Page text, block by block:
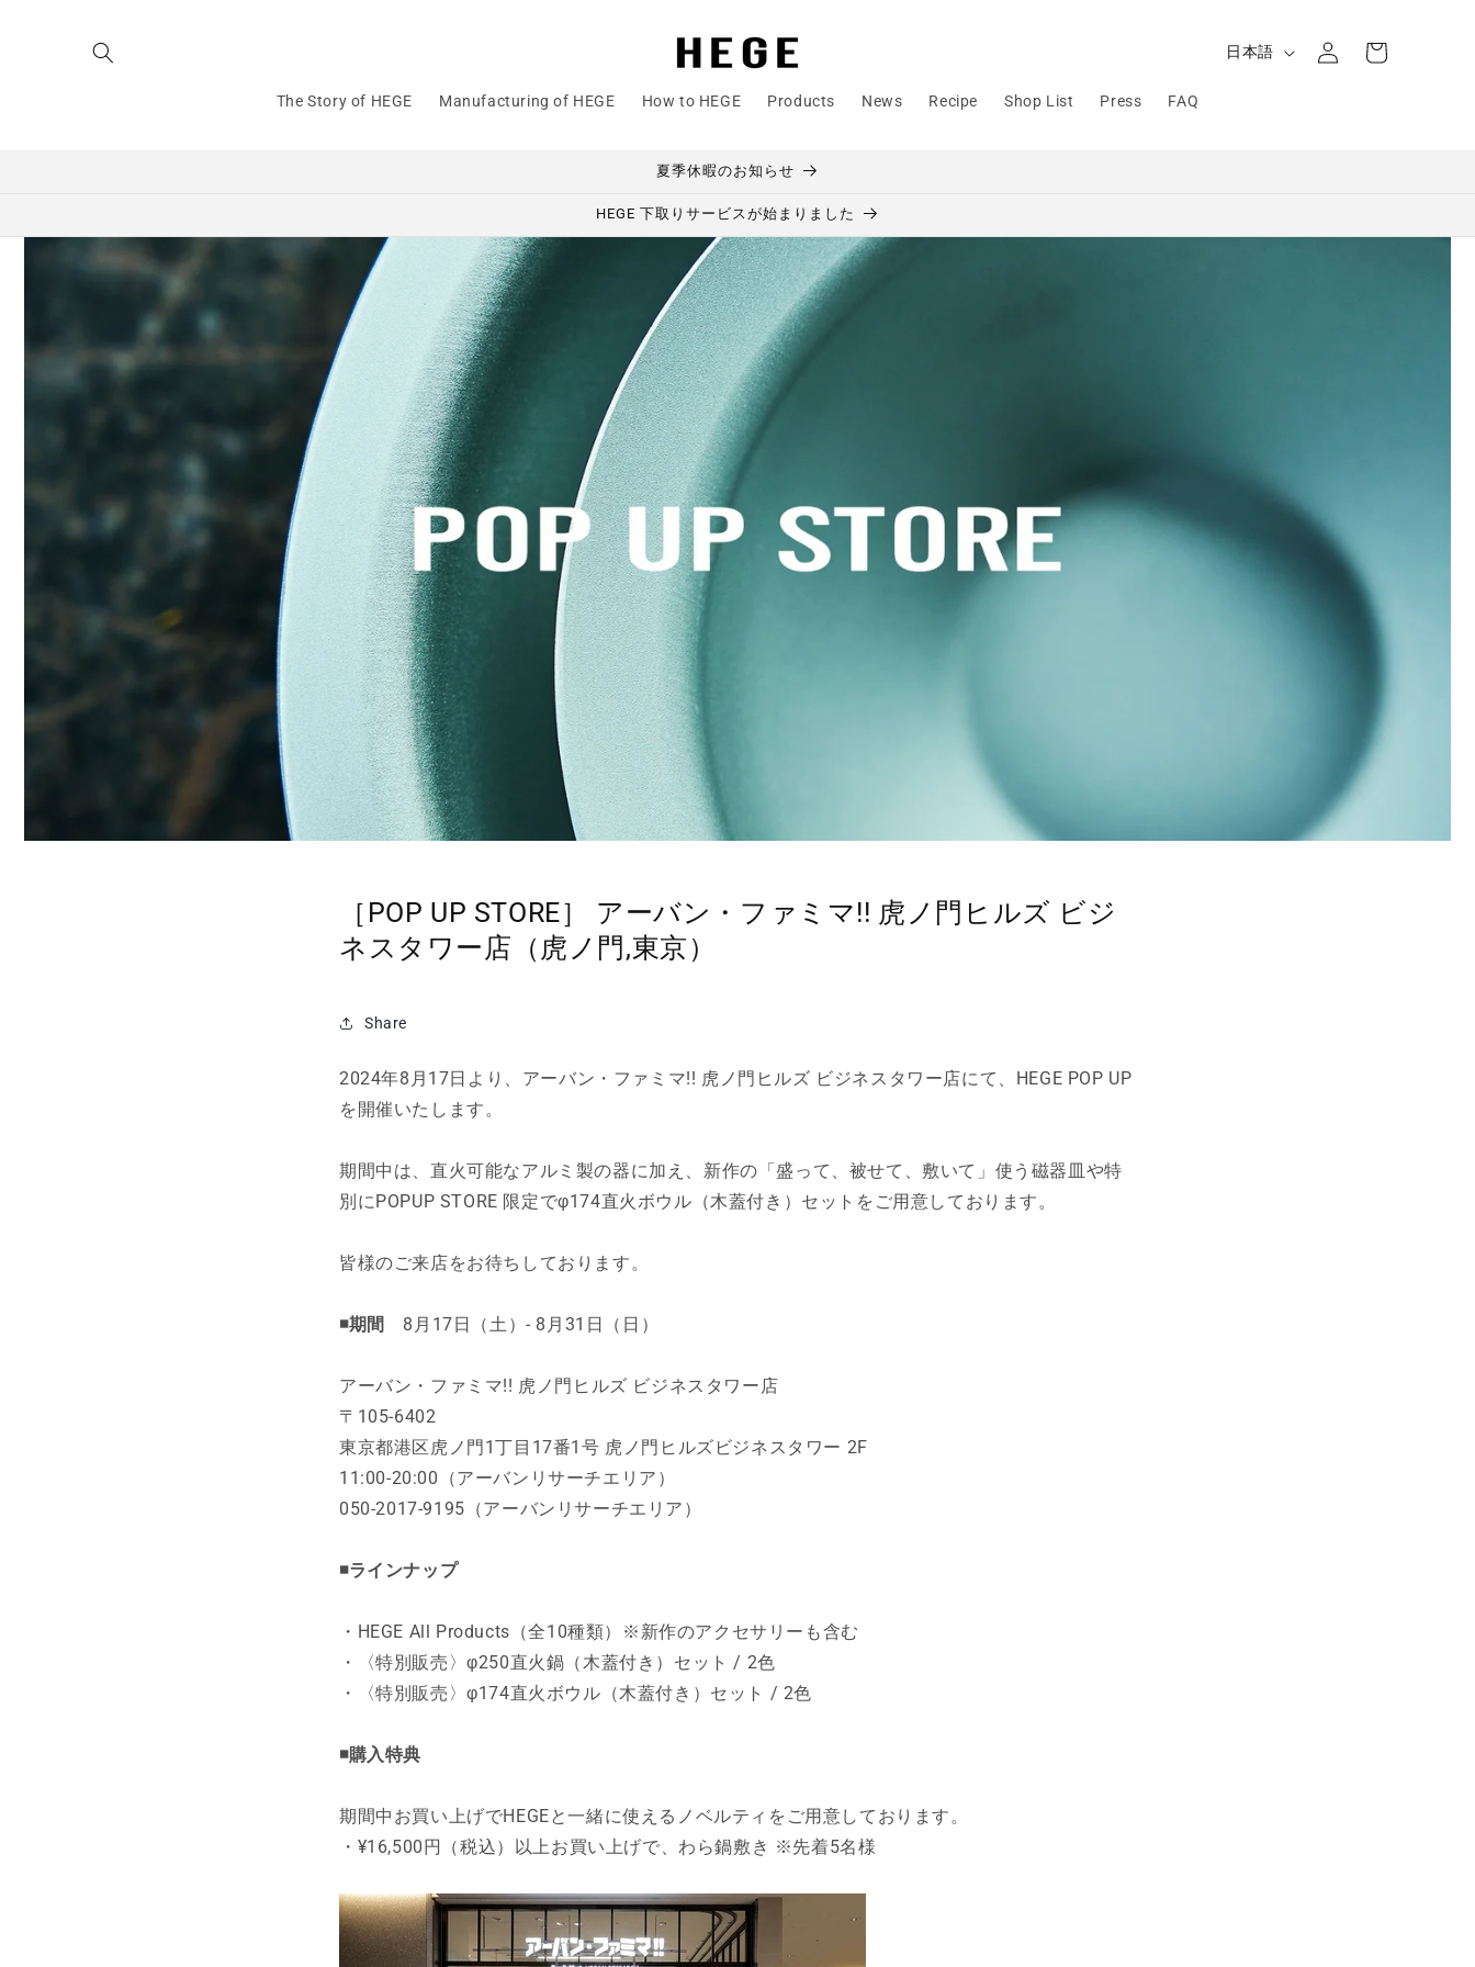
The Story of HEGE Manufacturing of HEGE How to HEGE Products News Recipe Shop List Press FAQ
言
日本語
イ
ー
夏季休暇のお知らせ
HEGE 下取りサービスが始まりました
［POP UP STORE］ アーバン・ファミマ!! 虎ノ門ヒルズ ビジ
ネスタワー店（虎ノ門,東京）
Share
2024年8月17日より、アーバン・ファミマ!! 虎ノ門ヒルズ ビジネスタワー店にて、HEGE POP UP
を開催いたします。
期間中は、 直火可能なアルミ製の器に加え、新作の「盛って、被せて、敷いて」使う磁器皿や特
別にPOPUP STORE 限定でφ174直火ボウル（木蓋付き）セットをご用意しております。
皆様のご来店をお待ちしております。
◾️期間 8月17日（土）- 8月31日（日）
アーバン・ファミマ!! 虎ノ門ヒルズ ビジネスタワー店
〒 105-6402
東京都港区虎ノ門1丁目17番1号 虎ノ門ヒルズビジネスタワー 2F
11:00-20:00 （アーバンリサーチエリア）
050-2017-9195（アーバンリサーチエリア）
◾️ラインナップ
・HEGE All Products（全10種類）※新作のアクセサリーも含む
・〈特別販売〉φ250直火鍋（木蓋付き）セット / 2色
・〈特別販売〉φ174直火ボウル（木蓋付き）セット / 2色
◾️購入特典
期間中お買い上げでHEGEと一緒に使えるノベルティをご用意しております。
・¥16,500円（税込）以上お買い上げで、わら鍋敷き ※先着5名様